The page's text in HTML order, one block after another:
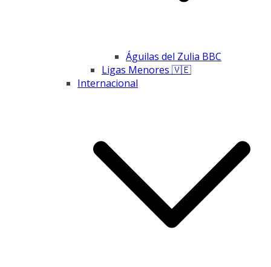
Águilas del Zulia BBC
Ligas Menores 🇻🇪
Internacional